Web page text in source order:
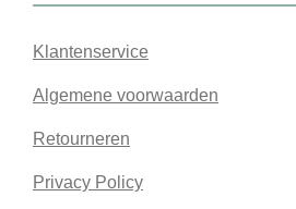
Klantenservice
Algemene voorwaarden
Retourneren
Privacy Policy